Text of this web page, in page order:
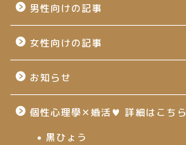
男性向けの記事
女性向けの記事
お知らせ
個性心理學✕婚活♥ 詳細はこちら
黒ひょう